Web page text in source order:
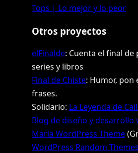
Tops | Lo mejor y lo peor
Otros proyectos
elFinalde: Cuenta el final de
series y libros
Final de Chiste: Humor, pon
frases.
Solidario: La Leyenda de
Blog de diseño y desarrollo
Marla WordPress Theme
WordPress Random Themes